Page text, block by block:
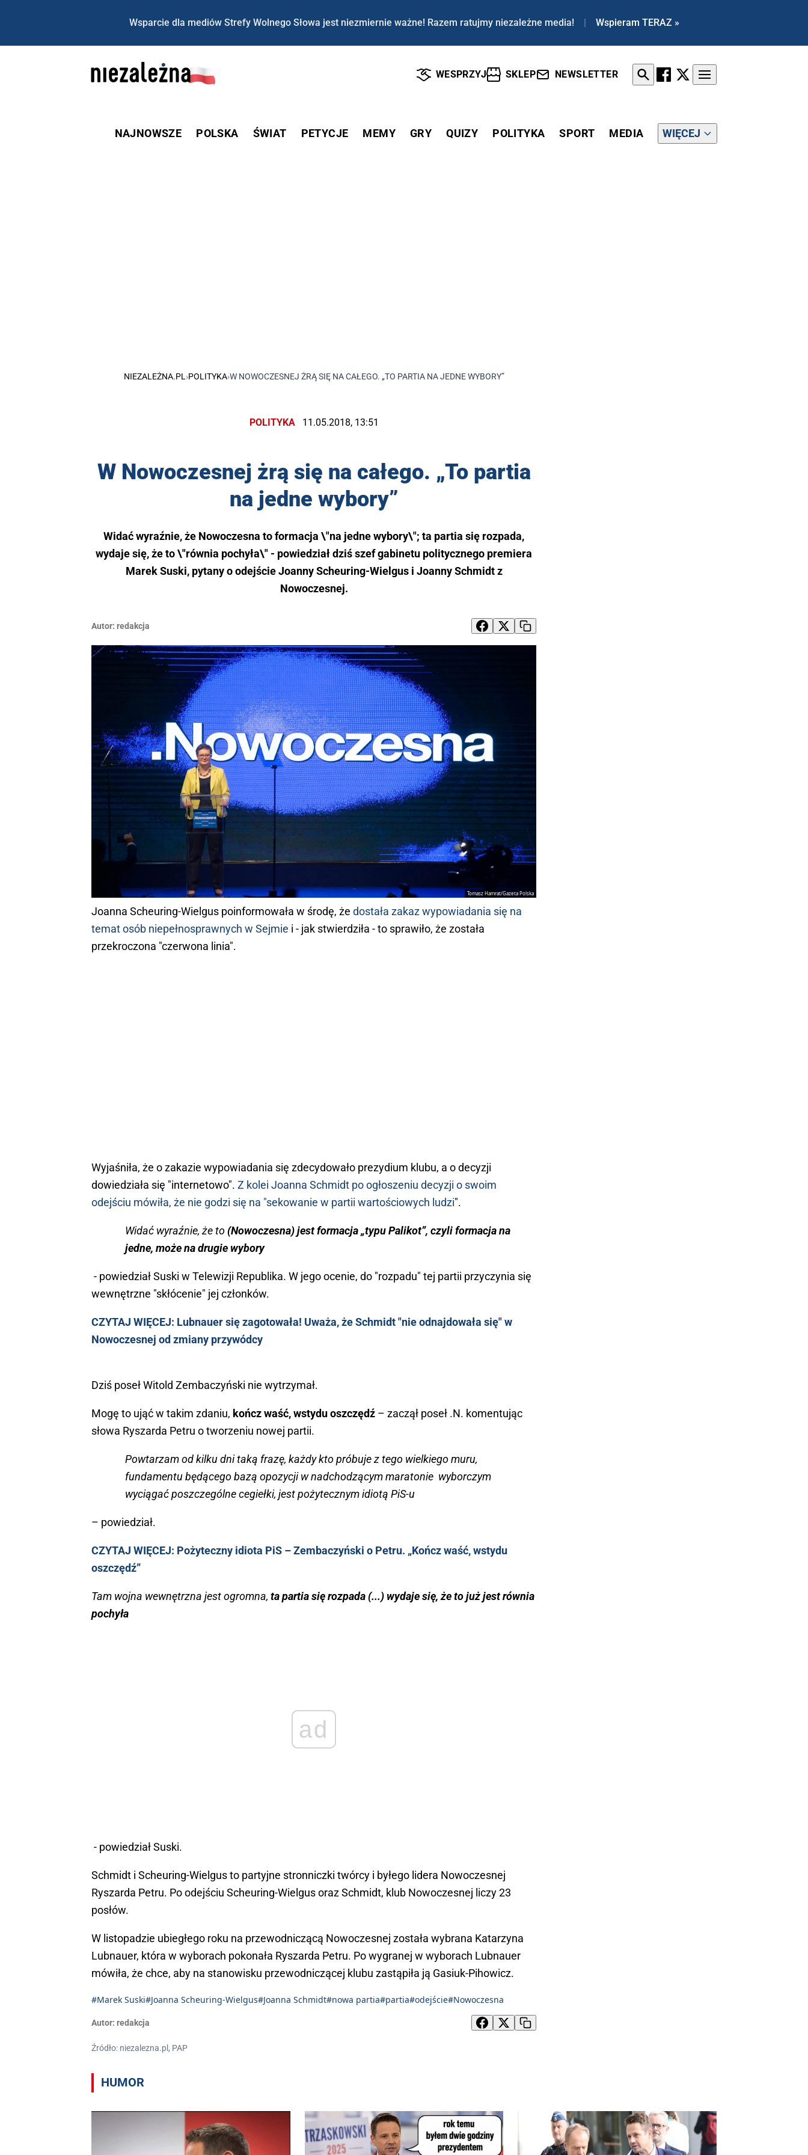
Wsparcie dla mediów Strefy Wolnego Słowa jest niezmiernie ważne! Razem ratujmy niezależne media! | Wspieram TERAZ »
WESPRZYJ SKLEP NEWSLETTER
NAJNOWSZE POLSKA ŚWIAT PETYCJE MEMY GRY QUIZY POLITYKA SPORT MEDIA WIĘCEJ
NIEZALEŻNA.PL ›POLITYKA›W NOWOCZESNEJ ŻRĄ SIĘ NA CAŁEGO. „TO PARTIA NA JEDNE WYBORY”
POLITYKA 11.05.2018, 13:51
W Nowoczesnej żrą się na całego. „To partia
na jedne wybory”
Widać wyraźnie, że Nowoczesna to formacja \"na jedne wybory\"; ta partia się rozpada,
wydaje się, że to \"równia pochyła\" - powiedział dziś szef gabinetu politycznego premiera
Marek Suski, pytany o odejście Joanny Scheuring-Wielgus i Joanny Schmidt z
Nowoczesnej.
Autor: redakcja
Tomasz Hamrat/Gazeta Polska
Joanna Scheuring-Wielgus poinformowała w środę, że dostała zakaz wypowiadania się na
temat osób niepełnosprawnych w Sejmie i - jak stwierdziła - to sprawiło, że została
przekroczona "czerwona linia".
Wyjaśniła, że o zakazie wypowiadania się zdecydowało prezydium klubu, a o decyzji
dowiedziała się "internetowo". Z kolei Joanna Schmidt po ogłoszeniu decyzji o swoim
odejściu mówiła, że nie godzi się na "sekowanie w partii wartościowych ludzi".
Widać wyraźnie, że to (Nowoczesna) jest formacja „typu Palikot”, czyli formacja na
jedne, może na drugie wybory
- powiedział Suski w Telewizji Republika. W jego ocenie, do "rozpadu" tej partii przyczynia się
wewnętrzne "skłócenie" jej członków.
CZYTAJ WIĘCEJ: Lubnauer się zagotowała! Uważa, że Schmidt "nie odnajdowała się" w
Nowoczesnej od zmiany przywódcy
Dziś poseł Witold Zembaczyński nie wytrzymał.
Mogę to ująć w takim zdaniu, kończ waść, wstydu oszczędź – zaczął poseł .N. komentując
słowa Ryszarda Petru o tworzeniu nowej partii.
Powtarzam od kilku dni taką frazę, każdy kto próbuje z tego wielkiego muru,
fundamentu będącego bazą opozycji w nadchodzącym maratonie wyborczym
wyciągać poszczególne cegiełki, jest pożytecznym idiotą PiS-u
– powiedział.
CZYTAJ WIĘCEJ: Pożyteczny idiota PiS – Zembaczyński o Petru. „Kończ waść, wstydu
oszczędź”
Tam wojna wewnętrzna jest ogromna, ta partia się rozpada (...) wydaje się, że to już jest równia
pochyła
ad
- powiedział Suski.
Schmidt i Scheuring-Wielgus to partyjne stronniczki twórcy i byłego lidera Nowoczesnej
Ryszarda Petru. Po odejściu Scheuring-Wielgus oraz Schmidt, klub Nowoczesnej liczy 23
posłów.
W listopadzie ubiegłego roku na przewodniczącą Nowoczesnej została wybrana Katarzyna
Lubnauer, która w wyborach pokonała Ryszarda Petru. Po wygranej w wyborach Lubnauer
mówiła, że chce, aby na stanowisku przewodniczącej klubu zastąpiła ją Gasiuk-Pihowicz.
#Marek Suski#Joanna Scheuring-Wielgus#Joanna Schmidt#nowa partia#partia#odejście#Nowoczesna
Autor: redakcja
Źródło: niezalezna.pl, PAP
HUMOR